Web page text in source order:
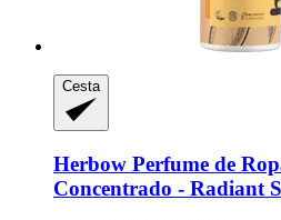
Cesta
Herbow Perfume de
Concentrado -​ Radiant